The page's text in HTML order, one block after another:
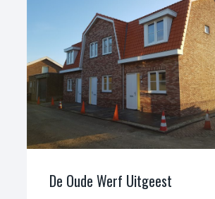
De Oude Werf Uitgeest